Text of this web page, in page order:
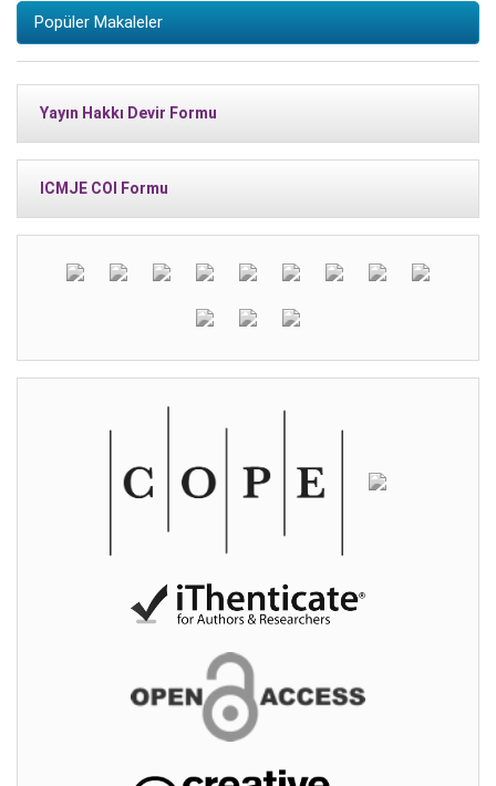
Popüler Makaleler
Yayın Hakkı Devir Formu
ICMJE COI Formu